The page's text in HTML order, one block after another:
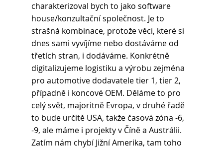
charakterizoval bych to jako software
house/konzultační společnost. Je to
strašná kombinace, protože věci, které si
dnes sami vyvíjíme nebo dostáváme od
třetích stran, i dodáváme. Konkrétně
digitalizujeme logistiku a výrobu zejména
pro automotive dodavatele tier 1, tier 2,
případně i koncové OEM. Děláme to pro
celý svět, majoritně Evropa, v druhé řadě
to bude určitě USA, takže časová zóna -6,
-9, ale máme i projekty v Číně a Austrálii.
Zatím nám chybí Jižní Amerika, tam toho